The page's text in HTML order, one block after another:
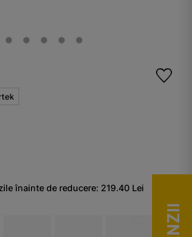
înainte de reducere: 219.40 Lei